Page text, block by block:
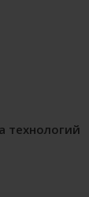
технологий